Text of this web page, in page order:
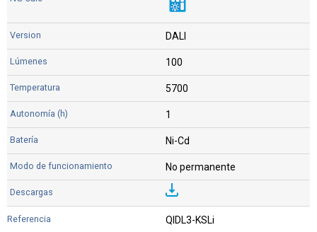
DALI
100
5700
1
Ni-Cd
No permanente
QIDL3-KSLi